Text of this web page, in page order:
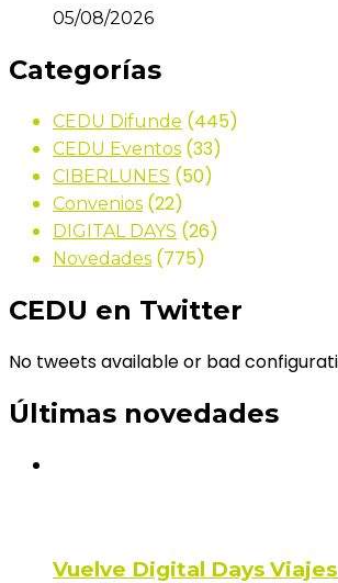
05/08/2026
Categorías
CEDU Difunde (445)
CEDU Eventos (33)
CIBERLUNES (50)
Convenios (22)
DIGITAL DAYS (26)
Novedades (775)
CEDU en Twitter
No tweets available or bad
Últimas novedades
Vuelve Digital Days